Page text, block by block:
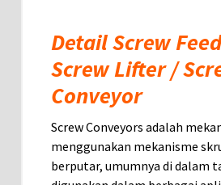
Detail Screw
Screw Lifter /
Conveyor
Screw Conveyors adalah
menggunakan mekanisme
berputar, umumnya di dalam